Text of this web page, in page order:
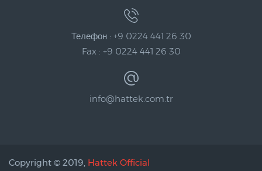
Телефон : +9 0224 441 26 30
Fax : +9 0224 441 26 30
info@hattek.com.tr
Copyright © 2019, Hattek Official